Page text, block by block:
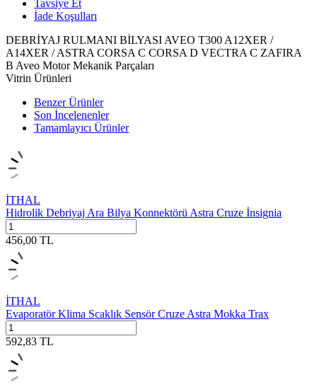
Tavsiye Et
İade Koşulları
DEBRİYAJ RULMANI BİLYASI AVEO T300 A12XER /
A14XER / ASTRA CORSA C CORSA D VECTRA C ZAFIRA
B Aveo Motor Mekanik Parçaları
Vitrin Ürünleri
Benzer Ürünler
Son İncelenenler
Tamamlayıcı Ürünler
İTHAL
Hidrolik Debriyaj Ara Bilya Konnektörü Astra Cruze İnsignia
456,00 TL
İTHAL
Evaporatör Klima Scaklık Sensör Cruze Astra Mokka Trax
592,83 TL